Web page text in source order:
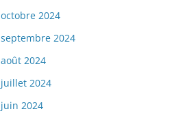
octobre 2024
septembre 2024
août 2024
juillet 2024
juin 2024